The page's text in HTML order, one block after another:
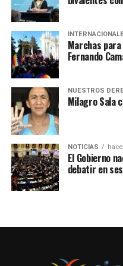
poderes del Estado. El
actual gabinete de
Una de las principales
realizado mientras el
levantamientos
fallecidos y miles de
Marchas
Fernando
NUESTROS
Milagro Sala
NOTICIAS
El Gobierno
debatir en